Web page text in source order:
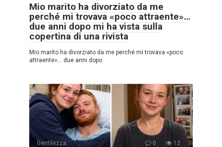
Mio marito ha divorziato da me
perché mi trovava «poco attraente»…
due anni dopo mi ha vista sulla
copertina di una rivista
Mio marito ha divorziato da me perché mi trovava «poco
attraente»… due anni dopo
Gentilezza 0 12